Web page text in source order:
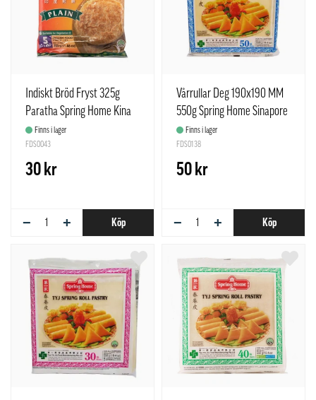
Indiskt Bröd Fryst 325g
Paratha Spring Home Kina
Finns i lager
FDS0043
30 kr
− + Köp
Vårrullar Deg 190x190 MM
550g Spring Home Sinapore
Finns i lager
FDS0138
50 kr
− + Köp